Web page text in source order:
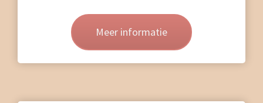
Meer informatie